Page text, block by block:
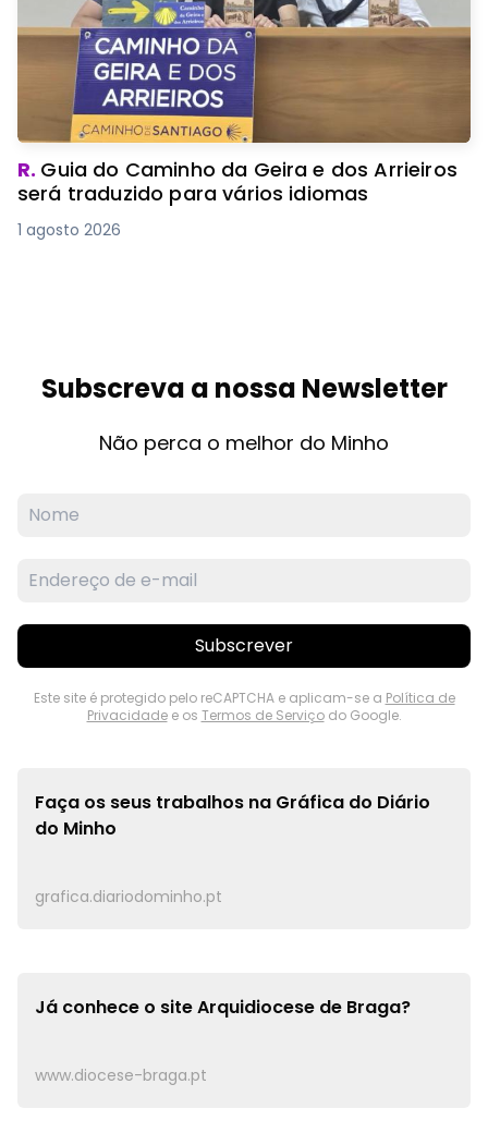
R. Guia do Caminho da Geira e dos Arrieiros
será traduzido para vários idiomas
1 agosto 2026
Subscreva a nossa Newsletter
Não perca o melhor do Minho
Subscrever
Este site é protegido pelo reCAPTCHA e aplicam-se a Política de
Privacidadee os Termos de Serviçodo Google.
Faça os seus trabalhos na Gráfica do Diário
do Minho
grafica.diariodominho.pt
Já conhece o siteArquidiocese de Braga?
www.diocese-braga.pt